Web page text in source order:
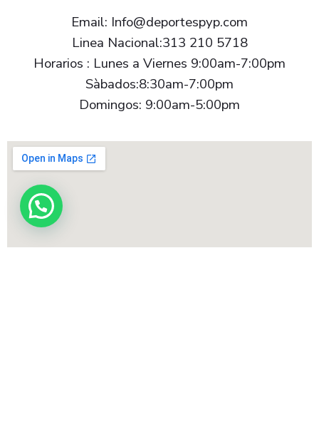
Email: Info@deportespyp.com
Linea Nacional:313 210 5718
Horarios : Lunes a Viernes 9:00am-7:00pm
Sàbados:8:30am-7:00pm
Domingos: 9:00am-5:00pm